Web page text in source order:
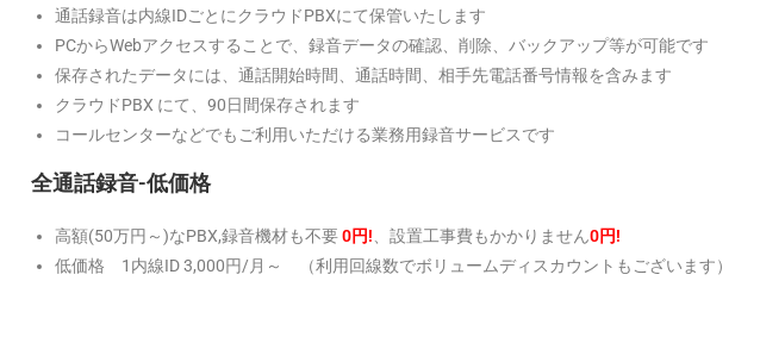
通話録音は内線IDごとにクラウドPBXにて保管いたします
PCからWebアクセスすることで、録音データの確認、削除、バックアップ等が可能です
保存されたデータには、通話開始時間、通話時間、相手先電話番号情報を含みます
クラウドPBX にて、90日間保存されます
コールセンターなどでもご利用いただける業務用録音サービスです
全通話録音-低価格
高額(50万円～)なPBX,録音機材も不要0円! 、設置工事費もかかりません0円!
低価格 1内線ID 3,000円/月～ （利用回線数でボリュームディスカウントもございます）